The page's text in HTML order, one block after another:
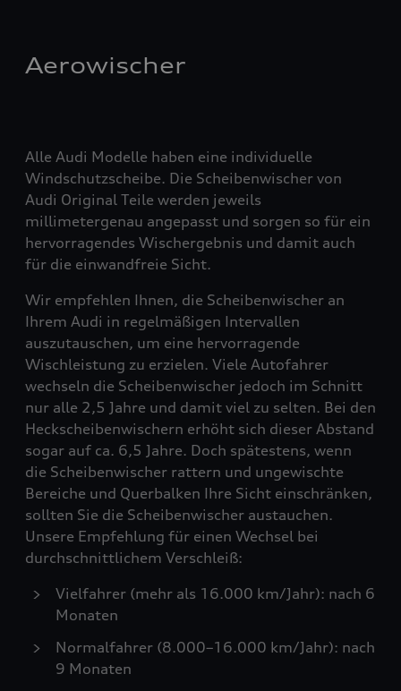
Aerowischer
Alle Audi Modelle haben eine individuelle
Windschutzscheibe. Die Scheibenwischer von
Audi Original Teile werden jeweils
millimetergenau angepasst und sorgen so für ein
hervorragendes Wischergebnis und damit auch
für die einwandfreie Sicht.
Wir empfehlen Ihnen, die Scheibenwischer an
Ihrem Audi in regelmäßigen Intervallen
auszutauschen, um eine hervorragende
Wischleistung zu erzielen. Viele Autofahrer
wechseln die Scheibenwischer jedoch im Schnitt
nur alle 2,5 Jahre und damit viel zu selten. Bei den
Heckscheibenwischern erhöht sich dieser Abstand
sogar auf ca. 6,5 Jahre. Doch spätestens, wenn
die Scheibenwischer rattern und ungewischte
Bereiche und Querbalken Ihre Sicht einschränken,
sollten Sie die Scheibenwischer austauchen.
Unsere Empfehlung für einen Wechsel bei
durchschnittlichem Verschleiß:
Vielfahrer (mehr als 16.000 km/Jahr): nach 6
Monaten
Normalfahrer (8.000–16.000 km/Jahr): nach
9 Monaten